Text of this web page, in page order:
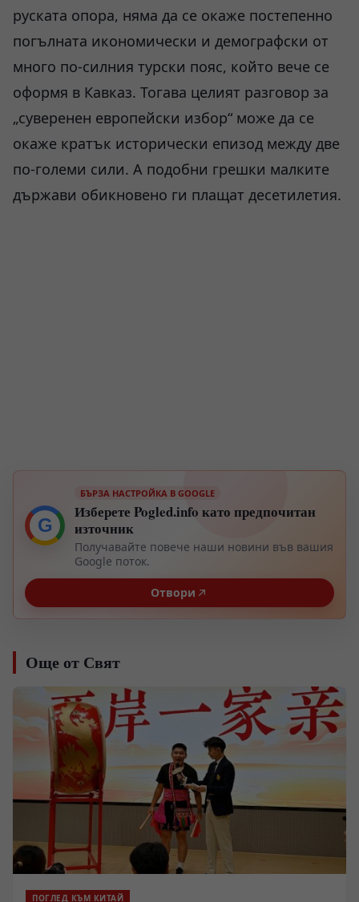
руската опора, няма да се окаже постепенно
погълната икономически и демографски от
много по-силния турски пояс, който вече се
оформя в Кавказ. Тогава целият разговор за
„суверенен европейски избор“ може да се
окаже кратък исторически епизод между две
по-големи сили. А подобни грешки малките
държави обикновено ги плащат десетилетия.
G
БЪРЗА НАСТРОЙКА В GOOGLE
Изберете Pogled.info като предпочитан
източник
Получавайте повече наши новини във вашия
Google поток.
Отвори
Още от Свят
ПОГЛЕД КЪМ КИТАЙ